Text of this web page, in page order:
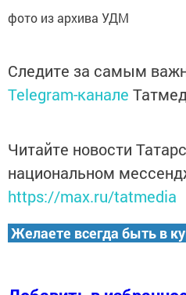
фото из архива УДМ
Следите за самым
Telegram-канале
Читайте новости
национальном
https://max.ru/tatmedia
Желаете всегда быть в